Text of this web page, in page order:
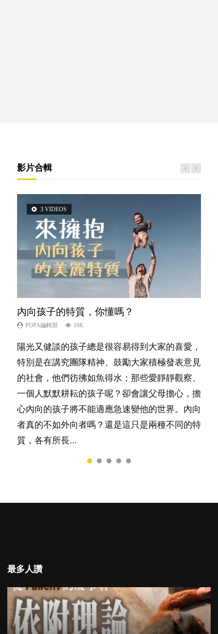
影片合輯
3 VIDEOS
內向孩子的特質，你懂嗎？
POPA編輯部 10K
陽光又健談的孩子總是很容易得到大家的喜愛，
特別是在講究團隊精神、鼓勵大家積極發表意見
的社會，他們彷彿如魚得水；那些愛靜靜觀察、
一個人默默耕耘的孩子呢？卻會讓父母擔心，擔
心內向的孩子將不能適應急速變他的世界。內向
者真的不如外向者嗎？還是這只是兩種不同的特
質，各有所長...
5 VIDEOS
夫妻必看！經營婚姻，沒捷徑
POPA編輯部 22.9K
你是不是也曾經以為只要跟相愛的人結婚，就自
然能走到白頭，但生了孩子卻發現事情不如你所
料？ 經營婚姻，不如我們想像的簡單，卻也不
是大家說得那麼難。一起來認識婚姻的真相！...
14 VIDEOS
新手父母不用怕
POPA編輯部 16.3K
相信許多人初為人父母，由懷孕開始到孩子呱呱
落地，心中都有數之不盡的問題～這裡一次過集
合我們以往製作過的相關短片。 這段路讓我們
跟你同行～...
2 VIDEOS
想孩子學好外語，點做好？
POPA編輯部 9.9K
有人話學多種語言越早開始越好，有人卻說一時
間太多語言，會令孩子感到混淆，到底誰是誰
非？聽聽專家怎樣說，解開語言學習的迷思～...
6 VIDEOS
孩子能力天注定？
POPA編輯部 7.9K
很多父母都希望孩子係個「叻仔叻女」，學業別
太差，日常自理井井有條。這樣的孩子是萬中無
一，還是魚與熊掌，不能兼得？...
最多人讚